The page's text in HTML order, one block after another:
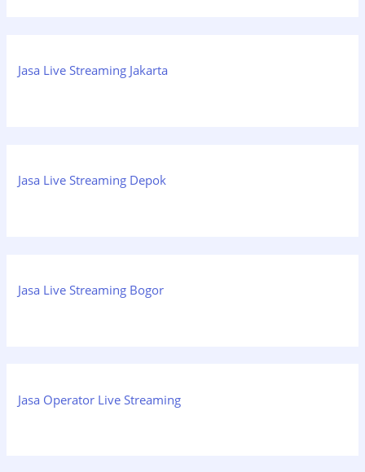
Jasa Live Streaming Jakarta
Jasa Live Streaming Depok
Jasa Live Streaming Bogor
Jasa Operator Live Streaming